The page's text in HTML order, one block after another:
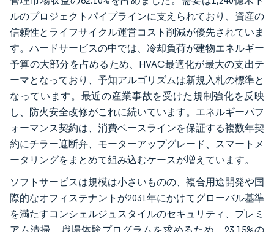
ルのプロジェクトパイプラインに支えられており、資産の
信頼性とライフサイクル運営コスト削減が優先されていま
す。ハードサービスの中では、冷却負荷が建物エネルギー
予算の大部分を占めるため、HVAC最適化が最大の支出テ
ーマとなっており、予知アルゴリズムは新規入札の標準と
なっています。最近の産業事故を受けた規制強化を反映
し、防火安全改修がこれに続いています。エネルギーパフ
ォーマンス契約は、消費ベースラインを保証する複数年契
約にチラー遮断弁、モーターアップグレード、スマートメ
ータリングをまとめて組み込むケースが増えています。
ソフトサービスは規模は小さいものの、複合用途開発や国
際的なオフィステナントが2031年にかけてグローバル基準
を満たすコンシェルジュスタイルのセキュリティ、プレミ